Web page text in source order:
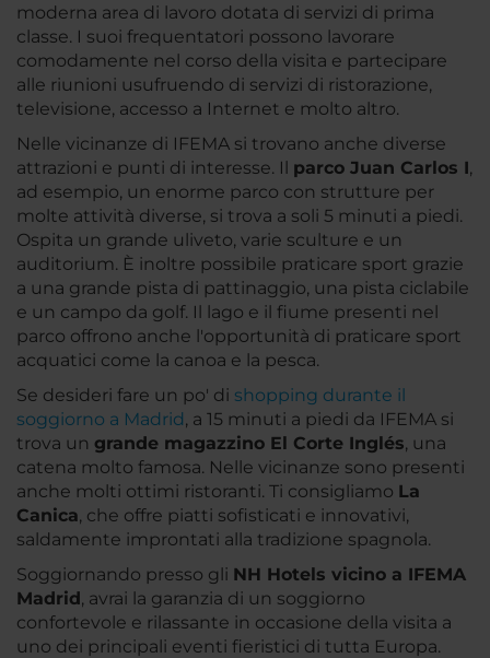
moderna area di lavoro dotata di servizi di prima
classe. I suoi frequentatori possono lavorare
comodamente nel corso della visita e partecipare
alle riunioni usufruendo di servizi di ristorazione,
televisione, accesso a Internet e molto altro.
Nelle vicinanze di IFEMA si trovano anche diverse
attrazioni e punti di interesse. Il parco Juan Carlos I,
ad esempio, un enorme parco con strutture per
molte attività diverse, si trova a soli 5 minuti a piedi.
Ospita un grande uliveto, varie sculture e un
auditorium. È inoltre possibile praticare sport grazie
a una grande pista di pattinaggio, una pista ciclabile
e un campo da golf. Il lago e il fiume presenti nel
parco offrono anche l'opportunità di praticare sport
acquatici come la canoa e la pesca.
Se desideri fare un po' di shopping durante il
soggiorno a Madrid, a 15 minuti a piedi da IFEMA si
trova un grande magazzino El Corte Inglés, una
catena molto famosa. Nelle vicinanze sono presenti
anche molti ottimi ristoranti. Ti consigliamo La
Canica, che offre piatti sofisticati e innovativi,
saldamente improntati alla tradizione spagnola.
Soggiornando presso gli NH Hotels vicino a IFEMA
Madrid, avrai la garanzia di un soggiorno
confortevole e rilassante in occasione della visita a
uno dei principali eventi fieristici di tutta Europa.